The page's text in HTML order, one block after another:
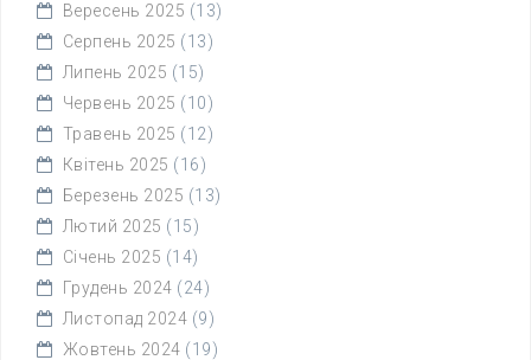
Вересень 2025 (13)
Серпень 2025 (13)
Липень 2025 (15)
Червень 2025 (10)
Травень 2025 (12)
Квітень 2025 (16)
Березень 2025 (13)
Лютий 2025 (15)
Січень 2025 (14)
Грудень 2024 (24)
Листопад 2024 (9)
Жовтень 2024 (19)